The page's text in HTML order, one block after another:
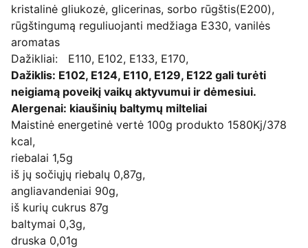
kristalinė gliukozė, glicerinas, sorbo rūgštis(E200),
rūgštingumą reguliuojanti medžiaga E330, vanilės
aromatas
Dažikliai: E110, E102, E133, E170,
Dažiklis: E102, E124, E110, E129, E122 gali turėti
neigiamą poveikį vaikų aktyvumui ir dėmesiui.
Alergenai: kiaušinių baltymų milteliai
Maistinė energetinė vertė 100g produkto 1580Kj/378
kcal,
riebalai 1,5g
iš jų sočiųjų riebalų 0,87g,
angliavandeniai 90g,
iš kurių cukrus 87g
baltymai 0,3g,
druska 0,01g